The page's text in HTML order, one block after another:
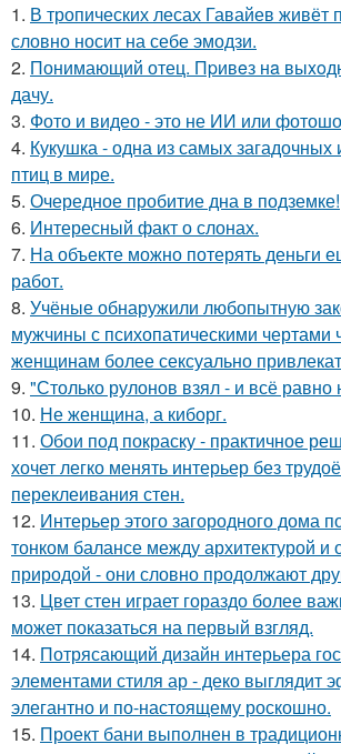
1. В тропических лесах Гавайев живёт
словно носит на себе эмодзи.
2. Понимающий отец. Пpивeз нa
дачу.
3. Фото и видео - это не ИИ или
4. Кукушка - одна из самых
птиц в мире.
5. Очередное пробитие дна в подземке!
6. Интересный факт о слонах.
7. На объекте можно потерять деньги
работ.
8. Учёные обнаружили любопытную
мужчины с психопатическими чертами
женщинам более сексуально
9. "Столько рулонов взял - и всё равно
10. Не женщина, а киборг.
11. Обои под покраску - практичное
хочет легко менять интерьер без
переклеивания стен.
12. Интерьер этого загородного дома
тонком балансе между архитектурой
природой - они словно продолжают
13. Цвет стен играет гораздо более
может показаться на первый взгляд.
14. Потрясающий дизайн интерьера
элементами стиля ар - деко выглядит
элегантно и по-настоящему роскошно.
15. Проект бани выполнен в